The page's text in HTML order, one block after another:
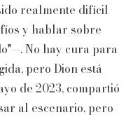
realmente difícil
y hablar sobre
No hay cura para
pero Dion está
de 2023, compartió
al escenario, pero